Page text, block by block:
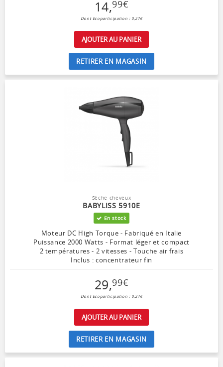
14,99€
Dont Ecoparticipation : 0,27€
AJOUTER AU PANIER
RETIRER EN MAGASIN
Sèche cheveux
BABYLISS 5910E
En stock
Moteur DC High Torque - Fabriqué en Italie
Puissance 2000 Watts - Format léger et compact
2 températures - 2 vitesses - Touche air frais
Inclus : concentrateur fin
29,99€
Dont Ecoparticipation : 0,27€
AJOUTER AU PANIER
RETIRER EN MAGASIN